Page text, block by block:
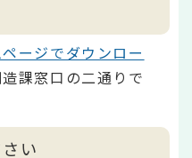
ページでダウンロー
課窓口の二通りで
い